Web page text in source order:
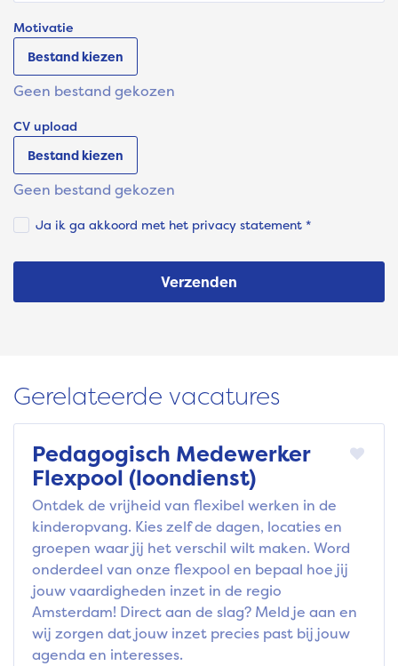
Motivatie
Bestand kiezen
Geen bestand gekozen
CV upload
Bestand kiezen
Geen bestand gekozen
Ja ik ga akkoord met het privacy statement *
Verzenden
Gerelateerde vacatures
Pedagogisch Medewerker
Flexpool (loondienst)
Ontdek de vrijheid van flexibel werken in de
kinderopvang. Kies zelf de dagen, locaties en
groepen waar jij het verschil wilt maken. Word
onderdeel van onze flexpool en bepaal hoe jij
jouw vaardigheden inzet in de regio
Amsterdam! Direct aan de slag? Meld je aan en
wij zorgen dat jouw inzet precies past bij jouw
agenda en interesses.